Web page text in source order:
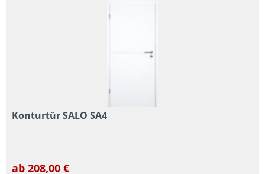
Konturtür SALO SA4
ab 208,00 €